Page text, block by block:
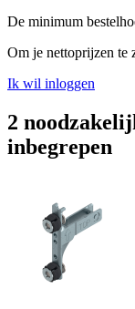
De minimum
Om je nettoprijzen te
Ik wil inloggen
2
inbegrepen